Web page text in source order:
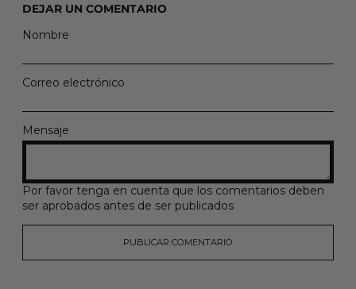
DEJAR UN COMENTARIO
Nombre
Correo electrónico
Mensaje
Por favor tenga en cuenta que los comentarios deben
ser aprobados antes de ser publicados